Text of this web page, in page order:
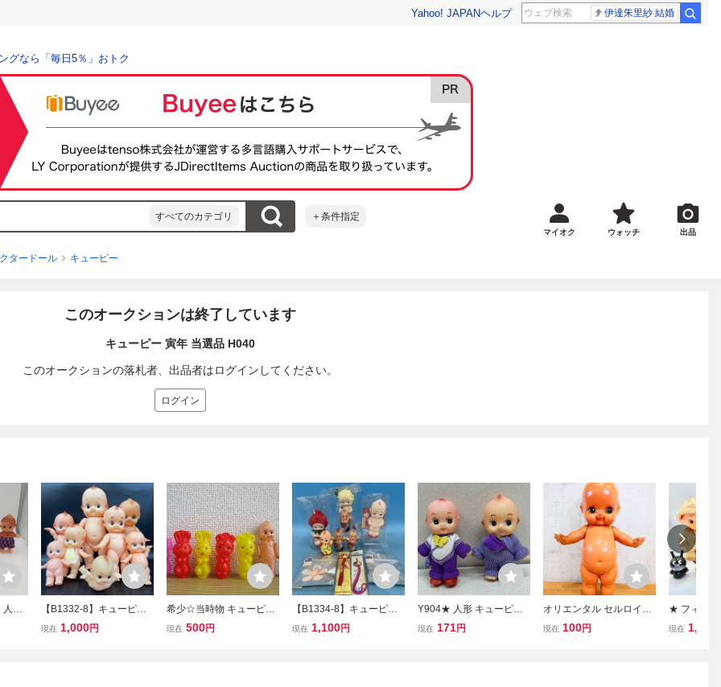
Yahoo! JAPANヘルプ 伊達朱里紗 結婚
グなら「毎日5％」おトク
すべてのカテゴリ ＋条件指定
マイオク ウォッチ 出品
タードール キューピー
このオークションは終了しています
キューピー 寅年 当選品 H040
このオークションの落札者、出品者はログインしてください。
ログイン
人形
【B1332-8】キューピー
人形 キューピーちゃん な
現在 1,000円
希少☆当時物 キューピー
セルロイド ミニ 人形 お
現在 500円
【B1334-8】キューピー
人形 キューピー ストラッ
現在 1,100円
Y904★ 人形 キューピー
人形 キュピナドール
現在 171円
オリエンタル セルロイド
キューピー 人形 昭和レト
現在 100円
★ フィギュ
にこにこぷ
現在 1,001